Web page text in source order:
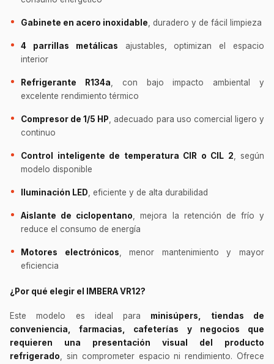
Gabinete en acero inoxidable, duradero y de fácil limpieza
4 parrillas metálicas ajustables, optimizan el espacio
interior
Refrigerante R134a, con bajo impacto ambiental y
excelente rendimiento térmico
Compresor de 1/5 HP, adecuado para uso comercial ligero y
continuo
Control inteligente de temperatura CIR o CIL 2, según
modelo disponible
Iluminación LED, eficiente y de alta durabilidad
Aislante de ciclopentano, mejora la retención de frío y
reduce el consumo de energía
Motores electrónicos, menor mantenimiento y mayor
eficiencia
¿Por qué elegir el IMBERA VR12?
Este modelo es ideal para minisúpers, tiendas de
conveniencia, farmacias, cafeterías y negocios que
requieren una presentación visual del producto
refrigerado, sin comprometer espacio ni rendimiento. Ofrece